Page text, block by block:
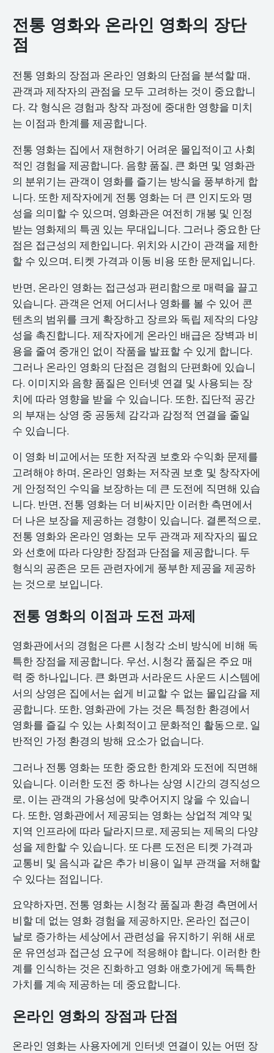
전통 영화와 온라인 영화의 장단
점
전통 영화의 장점과 온라인 영화의 단점을 분석할 때,
관객과 제작자의 관점을 모두 고려하는 것이 중요합니
다. 각 형식은 경험과 창작 과정에 중대한 영향을 미치
는 이점과 한계를 제공합니다.
전통 영화는 집에서 재현하기 어려운 몰입적이고 사회
적인 경험을 제공합니다. 음향 품질, 큰 화면 및 영화관
의 분위기는 관객이 영화를 즐기는 방식을 풍부하게 합
니다. 또한 제작자에게 전통 영화는 더 큰 인지도와 명
성을 의미할 수 있으며, 영화관은 여전히 개봉 및 인정
받는 영화제의 특권 있는 무대입니다. 그러나 중요한 단
점은 접근성의 제한입니다. 위치와 시간이 관객을 제한
할 수 있으며, 티켓 가격과 이동 비용 또한 문제입니다.
반면, 온라인 영화는 접근성과 편리함으로 매력을 끌고
있습니다. 관객은 언제 어디서나 영화를 볼 수 있어 콘
텐츠의 범위를 크게 확장하고 장르와 독립 제작의 다양
성을 촉진합니다. 제작자에게 온라인 배급은 장벽과 비
용을 줄여 중개인 없이 작품을 발표할 수 있게 합니다.
그러나 온라인 영화의 단점은 경험의 단편화에 있습니
다. 이미지와 음향 품질은 인터넷 연결 및 사용되는 장
치에 따라 영향을 받을 수 있습니다. 또한, 집단적 공간
의 부재는 상영 중 공동체 감각과 감정적 연결을 줄일
수 있습니다.
이 영화 비교에서는 또한 저작권 보호와 수익화 문제를
고려해야 하며, 온라인 영화는 저작권 보호 및 창작자에
게 안정적인 수익을 보장하는 데 큰 도전에 직면해 있습
니다. 반면, 전통 영화는 더 비싸지만 이러한 측면에서
더 나은 보장을 제공하는 경향이 있습니다. 결론적으로,
전통 영화와 온라인 영화는 모두 관객과 제작자의 필요
와 선호에 따라 다양한 장점과 단점을 제공합니다. 두
형식의 공존은 모든 관련자에게 풍부한 제공을 제공하
는 것으로 보입니다.
전통 영화의 이점과 도전 과제
영화관에서의 경험은 다른 시청각 소비 방식에 비해 독
특한 장점을 제공합니다. 우선, 시청각 품질은 주요 매
력 중 하나입니다. 큰 화면과 서라운드 사운드 시스템에
서의 상영은 집에서는 쉽게 비교할 수 없는 몰입감을 제
공합니다. 또한, 영화관에 가는 것은 특정한 환경에서
영화를 즐길 수 있는 사회적이고 문화적인 활동으로, 일
반적인 가정 환경의 방해 요소가 없습니다.
그러나 전통 영화는 또한 중요한 한계와 도전에 직면해
있습니다. 이러한 도전 중 하나는 상영 시간의 경직성으
로, 이는 관객의 가용성에 맞추어지지 않을 수 있습니
다. 또한, 영화관에서 제공되는 영화는 상업적 계약 및
지역 인프라에 따라 달라지므로, 제공되는 제목의 다양
성을 제한할 수 있습니다. 또 다른 도전은 티켓 가격과
교통비 및 음식과 같은 추가 비용이 일부 관객을 저해할
수 있다는 점입니다.
요약하자면, 전통 영화는 시청각 품질과 환경 측면에서
비할 데 없는 영화 경험을 제공하지만, 온라인 접근이
날로 증가하는 세상에서 관련성을 유지하기 위해 새로
운 유연성과 접근성 요구에 적응해야 합니다. 이러한 한
계를 인식하는 것은 진화하고 영화 애호가에게 독특한
가치를 계속 제공하는 데 중요합니다.
온라인 영화의 장점과 단점
온라인 영화는 사용자에게 인터넷 연결이 있는 어떤 장